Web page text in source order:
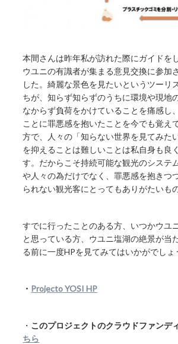
本間さんは昨年私が訪れた際にガイドを
ウユニの有識者が集まる意見交換に参加
した。綺麗な景色を見たいというツーリ
ちが、知らず知らずのうちに環境や現地
なからず負荷をかけていることを痛感し
ことに罪悪感を抱いたことを今でも覚え
方で、人々の「知らない世界を見てみた
を抑えることは難しいことは私自身も良
す。だからこそ持続可能な観光のシステ
や人々の為だけでなく、罪悪感を抱きつ
られない観光客にとってもありがたいも
すでに行ったことのある方、いつかウユ
と思っている方、ウユニ塩湖の絶景が当
る前に一度HPを見てみてはいかがでしょ
・ Projecto YOSI HP
・ このプロジェクトのクラウドファンデ
ちら